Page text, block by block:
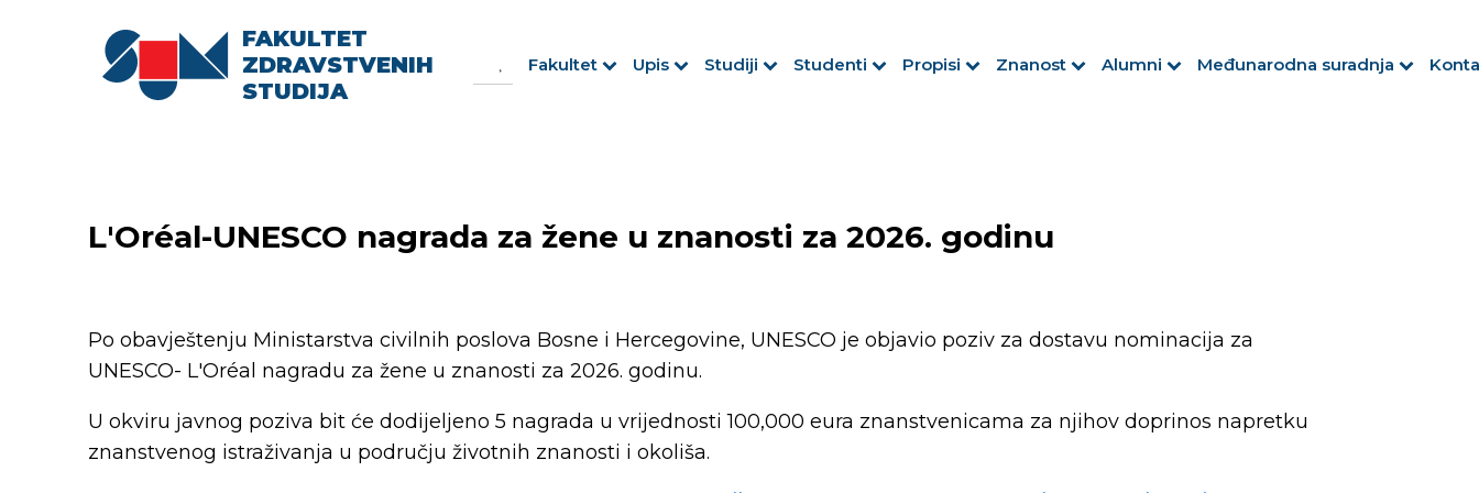
FAKULTET
ZDRAVSTVENIH
STUDIJA
for:
Fakultet Upis Studiji Studenti Propisi Znanost Alumni Međunarodna suradnja
L'Oréal-UNESCO nagrada za žene u znanosti za 2026. godinu
Po obavještenju Ministarstva civilnih poslova Bosne i Hercegovine, UNESCO je objavio poziv za dostavu nominacija za
UNESCO- L'Oréal nagradu za žene u znanosti za 2026. godinu.
U okviru javnog poziva bit će dodijeljeno 5 nagrada u vrijednosti 100,000 eura znanstvenicama za njihov doprinos napretku
znanstvenog istraživanja u području životnih znanosti i okoliša.